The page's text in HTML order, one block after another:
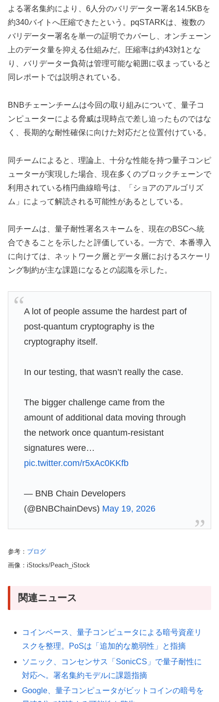
よる署名集約により、6人分のバリデーター署名14.5KBを
約340バイトへ圧縮できたという。pqSTARKは、複数の
バリデーター署名を単一の証明でカバーし、オンチェーン
上のデータ量を抑える仕組みだ。圧縮率は約43対1とな
り、バリデーター負荷は管理可能な範囲に収まっていると
同レポートでは説明されている。
BNBチェーンチームは今回の取り組みについて、量子コ
ンピューターによる脅威は現時点で差し迫ったものではな
く、長期的な耐性確保に向けた対応だと位置付けている。
同チームによると、理論上、十分な性能を持つ量子コンピ
ューターが実現した場合、現在多くのブロックチェーンで
利用されている楕円曲線暗号は、「ショアのアルゴリズ
ム」によって解読される可能性があるとしている。
同チームは、量子耐性署名スキームを、現在のBSCへ統
合できることを示したと評価している。一方で、本番導入
に向けては、ネットワーク層とデータ層におけるスケーリ
ング制約が主な課題になるとの認識を示した。
A lot of people assume the hardest part of
post-quantum cryptography is the
cryptography itself.
In our testing, that wasn’t really the case.
The bigger challenge came from the
amount of additional data moving through
the network once quantum-resistant
signatures were…
pic.twitter.com/r5xAc0KKfb
— BNB Chain Developers
(@BNBChainDevs) May 19, 2026
参考： ブログ
画像：iStocks/Peach_iStock
関連ニュース
コインベース、量子コンピュータによる暗号資産リ
スクを整理。PoSは「追加的な脆弱性」と指摘
ソニック、コンセンサス「SonicCS」で量子耐性に
対応へ。署名集約モデルに課題指摘
Google、量子コンピュータがビットコインの暗号を